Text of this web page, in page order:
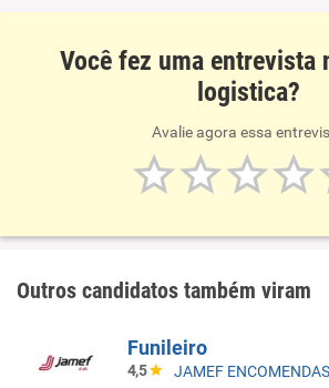
Você fez uma entrevista
logistica?
Avalie agora essa
Outros candidatos também viram
Funileiro
4,5 JAMEF